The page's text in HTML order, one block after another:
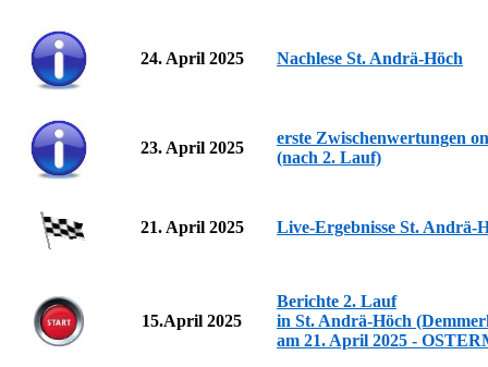
24. April 2025 Nachlese St. Andrä-Höch
23. April 2025
erste Zwischenwertungen
(nach 2. Lauf)
21. April 2025 Live-Ergebnisse St. Andrä-
15.April 2025
Berichte 2. Lauf
in St. Andrä-Höch
am 21. April 2025 -